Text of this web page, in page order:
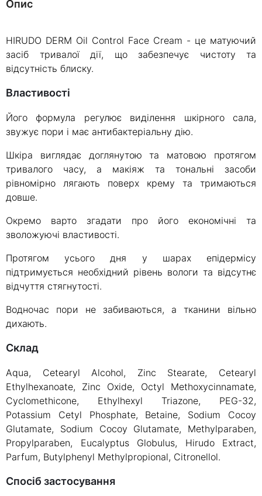
Опис
HIRUDO DERM Oil Control Face Cream - це матуючий
засіб тривалої дії, що забезпечує чистоту та
відсутність блиску.
Властивості
Його формула регулює виділення шкірного сала,
звужує пори і має антибактеріальну дію.
Шкіра виглядає доглянутою та матовою протягом
тривалого часу, а макіяж та тональні засоби
рівномірно лягають поверх крему та тримаються
довше.
Окремо варто згадати про його економічні та
зволожуючі властивості.
Протягом усього дня у шарах епідермісу
підтримується необхідний рівень вологи та відсутнє
відчуття стягнутості.
Водночас пори не забиваються, а тканини вільно
дихають.
склад
Aqua, Cetearyl Alcohol, Zinc Stearate, Cetearyl
Ethylhexanoate, Zinc Oxide, Octyl Methoxycinnamate,
Cyclomethicone, Ethylhexyl Triazone, PEG-32,
Potassium Cetyl Phosphate, Betaine, Sodium Cocoy
Glutamate, Sodium Cocoy Glutamate, Methylparaben,
Propylparaben, Eucalyptus Globulus, Hirudo Extract,
Parfum, Butylphenyl Methylpropional, Citronellol.
Спосіб застосування